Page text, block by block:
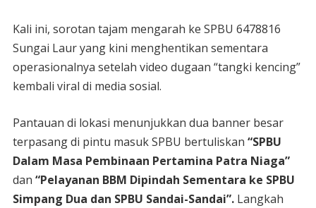
Kali ini, sorotan tajam mengarah ke SPBU 6478816
Sungai Laur yang kini menghentikan sementara
operasionalnya setelah video dugaan “tangki kencing”
kembali viral di media sosial.
Pantauan di lokasi menunjukkan dua banner besar
terpasang di pintu masuk SPBU bertuliskan “SPBU
Dalam Masa Pembinaan Pertamina Patra Niaga”
dan “Pelayanan BBM Dipindah Sementara ke SPBU
Simpang Dua dan SPBU Sandai-Sandai”.Langkah